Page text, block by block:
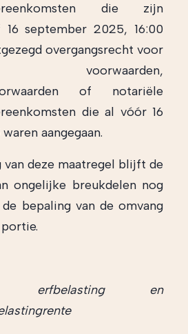
die zijn
16 september 2025, 16:00
overgangsrecht voor
voorwaarden,
of notariële
die al vóór 16
aangegaan.
van deze maatregel blijft de
ongelijke breukdelen nog
bepaling van de omvang
erfbelasting en